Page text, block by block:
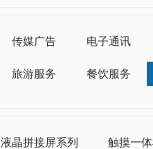
传媒广告 电子通讯
旅游服务 餐饮服务
液晶拼接屏系列 触摸一